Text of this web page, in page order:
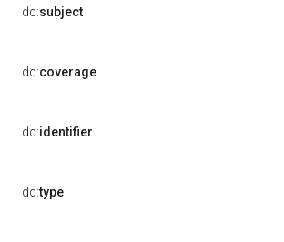
dc:subject
dc:coverage
dc:identifier
dc:type